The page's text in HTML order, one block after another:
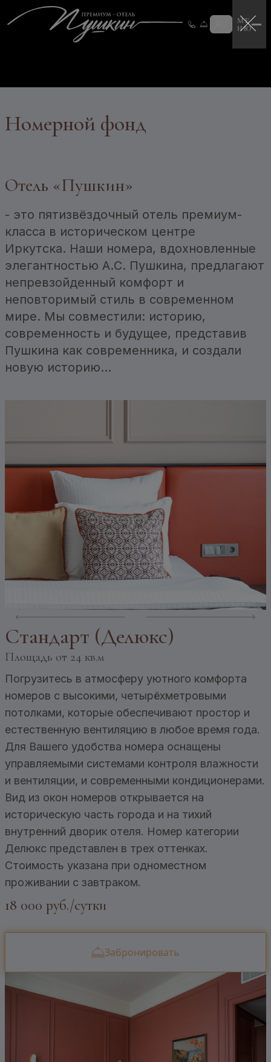
Историческая справка
Номерной фонд
Отель «Пушкин»
- это пятизвёздочный отель премиум-
класса в историческом центре
Иркутска. Наши номера, вдохновленные
элегантностью А.С. Пушкина, предлагают
непревзойденный комфорт и
неповторимый стиль в современном
мире. Мы совместили: историю,
современность и будущее, представив
Пушкина как современника, и создали
новую историю…
Стандарт (Делюкс)
Площадь от 24 кв.м
Погрузитесь в атмосферу уютного комфорта
номеров с высокими, четырёхметровыми
потолками, которые обеспечивают простор и
естественную вентиляцию в любое время года.
Для Вашего удобства номера оснащены
управляемыми системами контроля влажности
и вентиляции, и современными кондиционерами.
Вид из окон номеров открывается на
историческую часть города и на тихий
внутренний дворик отеля. Номер категории
Делюкс представлен в трех оттенках.
Стоимость указана при одноместном
проживании с завтраком.
18 000 руб./сутки
Забронировать